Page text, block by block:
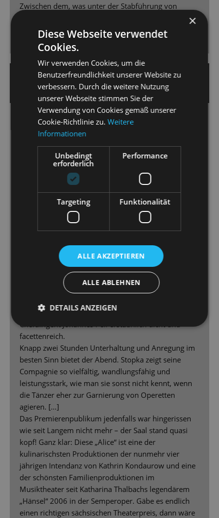
Zwischen dem, was unter der Stabführung von
Johannes Pell aus dem Graben kommt und dem, was
dazu oben auf der Bühne abläuft, gibt es keine
Millisekunde an Verschiebung.
4.12.2023 | Bernd Klempnow
SÄCHSISCHE ZEITUNG
So zauberhaft macht Alice die böse Herzkönigin
fertig
[…] ab den ersten Minutenbannt die Produktion –
egal, ob Groß oder Klein, ob Laie oder Experte. […]
Mit überbordenden Ideen charakterisieren er
(Stopka) und sein Kreativteam die magischen Wesen
wie das drollig zaghaft bis überraschend mutig
wuselnde Weiße Kaninchen, die orientalisch anmutig
formierte Blaue Raupe, die virtuos springende und
samtig schleichende Grinsekatze und die zackigen
originell sind Masken und Kostüme.
[…] Auch Helbigs Musik reißt sofort mit, ist treibend
und eingängig […] hat Pfiff, aber ebenso große
emotionale Momente – ist Hollywood-verdächtig
interpretiert das Orchester unter der Leitung von
Chefdirigent Johannes Pell erstaunlich dicht und
facettenreich.
Knapp zwei Stunden Unterhaltung und Anregung im
besten Sinn bietet der Abend. Stopka zeigt seine
Compagnie so vielfältig, wandlungsfähig und
leistungsstark, wie man sie sonst nicht kennt, wenn
die Tänzer eher zur Garnierung von Operetten
agieren. […]
Das Premierenpublikum jedenfalls war hingerissen
wie seit Langem nicht mehr – der Saal stand quasi
kopf! Ganz klar: Diese „Alice“ ist eine der
kulinarischsten Produktionen der nunmehr vier
jährigen Intendanz von Kathrin Kondaurow und eine
der schönsten Familienproduktionen im
Musiktheater seit Katharina Thalbachs legendärem
„Hänsel“ 2006 in der Semperoper. Gäbe es endlich
einen richtigen sächsischen Theaterpreis, dann wäre
×
Diese Webseite verwendet
Cookies.
Wir verwenden Cookies, um die
Benutzerfreundlichkeit unserer Website zu
verbessern. Durch die weitere Nutzung
unserer Webseite stimmen Sie der
Verwendung von Cookies gemäß unserer
Cookie-Richtlinie zu.Weitere
Informationen
Unbedingt
erforderlich
Performance
Targeting Funktionalität
ALLE AKZEPTIEREN
ALLE ABLEHNEN
DETAILS ANZEIGEN